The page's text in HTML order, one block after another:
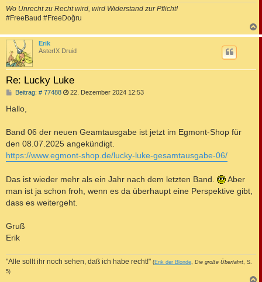
Wo Unrecht zu Recht wird, wird Widerstand zur Pflicht!
#FreeBaud #FreeDoğru
a
Erik
AsterIX Druid
Re: Lucky Luke
Beitrag: # 77488B
a
g
22. Dezember 2024 12:53
Hallo,
Band 06 der neuen Geamtausgabe ist jetzt im Egmont-Shop für
den 08.07.2025 angekündigt.
https://www.egmont-shop.de/lucky-luke-gesamtausgabe-06/
Das ist wieder mehr als ein Jahr nach dem letzten Band.
Aber
man ist ja schon froh, wenn es da überhaupt eine Perspektive gibt,
dass es weitergeht.
Gruß
Erik
"Alle sollt ihr noch sehen, daß ich habe recht!" (Erik der Blonde Die große Überfahrt , S.
5)